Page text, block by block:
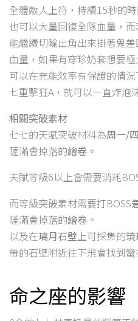
全體敵人上符，持續15秒的
也可以大量回復全隊血量，
能繼續切輸出角出來掛著鬼
血量，如果有穿珍奶套想要
可以在充能效率有保證的情
七重擊狂A，就可以一直炸泡
相關突破素材
七七的天賦突破材料為周一/
薩滿會掉落的繪卷。
天賦等級6以上會需要消耗
而等級突破素材需要打BOSS
薩滿會掉落的繪卷 。
以及在璃月石壁上可採集的琉
帶的石壁附近往下飛會找到蠻
命之座的影響